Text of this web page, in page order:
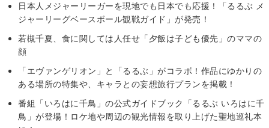
日本人メジャーリーガーを現地でも日本でも応援！「るるぶ メ
ジャーリーグベースボール観戦ガイド」が発売！
若槻千夏、食に関しては人任せ「夕飯は子ども優先」のママの
顔
「エヴァンゲリオン」と「るるぶ」がコラボ！作品にゆかりの
ある場所の特集や、キャラとの妄想旅行プランを掲載！
番組「いろはに千鳥」の公式ガイドブック「るるぶ いろはに千
鳥」が登場！ロケ地や周辺の観光情報を取り上げた聖地巡礼本